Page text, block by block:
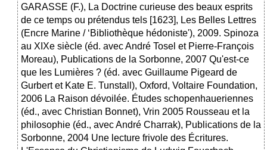
GARASSE (F.), La Doctrine curieuse des beaux esprits
de ce temps ou prétendus tels [1623], Les Belles Lettres
(Encre Marine / ‘Bibliothèque hédoniste'), 2009. Spinoza
au XIXe siècle (éd. avec André Tosel et Pierre-François
Moreau), Publications de la Sorbonne, 2007 Qu'est-ce
que les Lumières ? (éd. avec Guillaume Pigeard de
Gurbert et Kate E. Tunstall), Oxford, Voltaire Foundation,
2006 La Raison dévoilée. Études schopenhaueriennes
(éd., avec Christian Bonnet), Vrin 2005 Rousseau et la
philosophie (éd., avec André Charrak), Publications de la
Sorbonne, 2004 Une lecture frivole des Écritures.